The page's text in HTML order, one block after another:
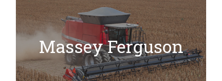
Massey Ferguson